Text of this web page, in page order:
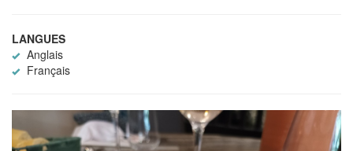
LANGUES
Anglais
Français